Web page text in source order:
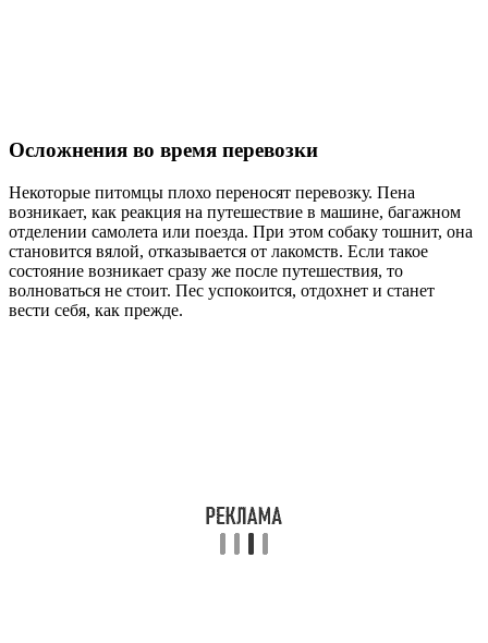
Осложнения во время перевозки
Некоторые питомцы плохо переносят перевозку. Пена
возникает, как реакция на путешествие в машине, багажном
отделении самолета или поезда. При этом собаку тошнит, она
становится вялой, отказывается от лакомств. Если такое
состояние возникает сразу же после путешествия, то
волноваться не стоит. Пес успокоится, отдохнет и станет
вести себя, как прежде.